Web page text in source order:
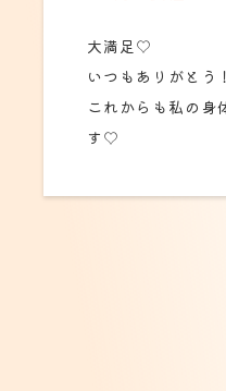
大満足♡
いつもありがとう！
これからも私の身
す♡